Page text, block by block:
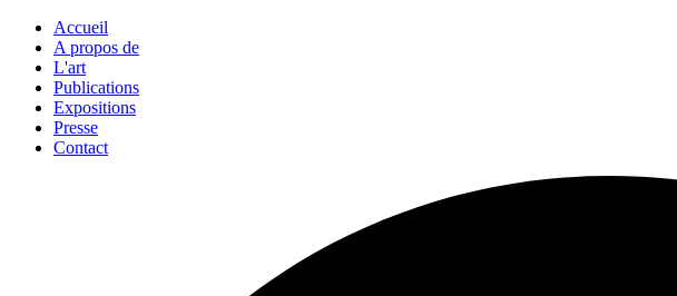
Accueil
A propos de
L'art
Publications
Expositions
Presse
Contact